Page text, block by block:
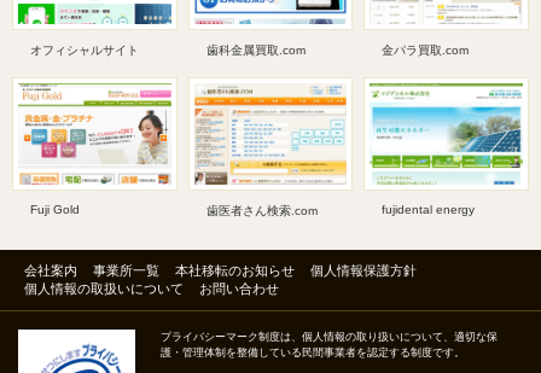
オフィシャルサイト 歯科金属買取.com 金パラ買取.com
Fuji Gold 歯医者さん検索.com fujidental energy
会社案内 事業所一覧 本社移転のお知らせ
個人情報保護方針
個人情報の取扱いについて
お問い合わせ
プライバシーマーク制度は、個人情報の取り扱いについて、適切な保
護・管理体制を整備している民間事業者を認定する制度です。